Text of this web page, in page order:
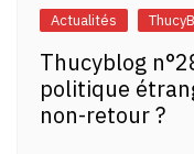
Actualités
Thucyblog
politique
non-retour ?